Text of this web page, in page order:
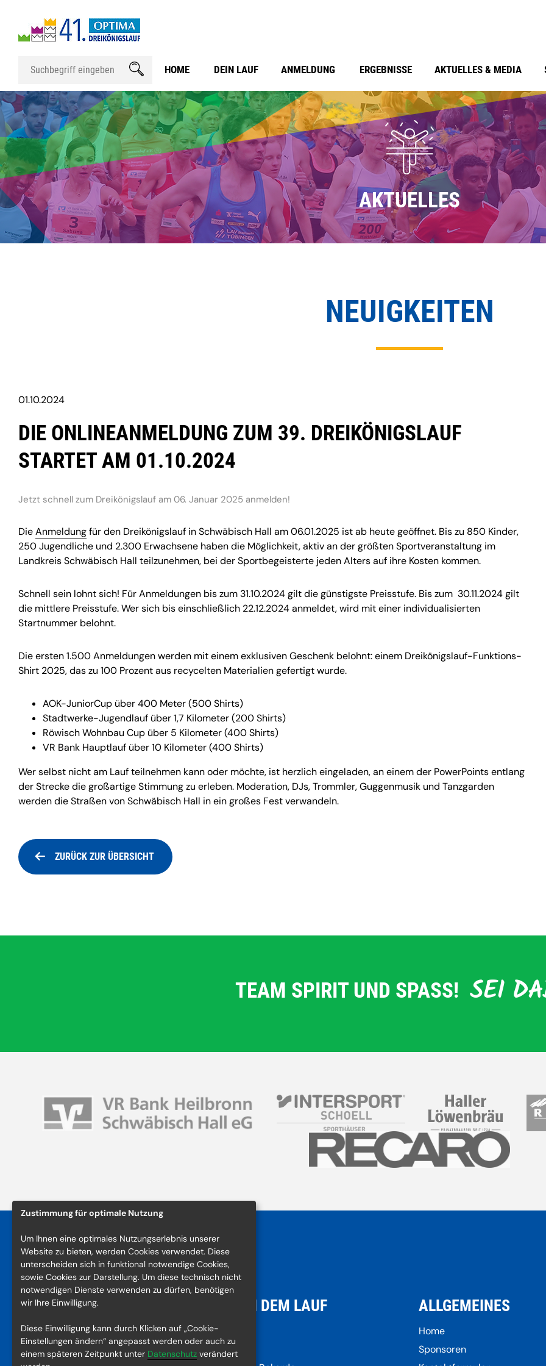
HOME DEIN LAUF ANMELDUNG ERGEBNISSE AKTUELLES & MEDIA
AKTUELLES
NEUIGKEITEN
01.10.2024
DIE ONLINEANMELDUNG ZUM 39. DREIKÖNIGSLAUF
STARTET AM 01.10.2024
Jetzt schnell zum Dreikönigslauf am 06. Januar 2025 anmelden!
DieAnmeldungfür den Dreikönigslauf in Schwäbisch Hall am 06.01.2025 ist ab heute geöffnet. Bis zu 850 Kinder,
250 Jugendliche und 2.300 Erwachsene haben die Möglichkeit, aktiv an der größten Sportveranstaltung im
Landkreis Schwäbisch Hall teilzunehmen, bei der Sportbegeisterte jeden Alters auf ihre Kosten kommen.
Schnell sein lohnt sich! Für Anmeldungen bis zum 31.10.2024 gilt die günstigste Preisstufe. Bis zum 30.11.2024 gilt
die mittlere Preisstufe. Wer sich bis einschließlich 22.12.2024 anmeldet, wird mit einer individualisierten
Startnummer belohnt.
Die ersten 1.500 Anmeldungen werden mit einem exklusiven Geschenk belohnt: einem Dreikönigslauf-Funktions-
Shirt 2025, das zu 100 Prozent aus recycelten Materialien gefertigt wurde.
AOK-JuniorCup über 400 Meter (500 Shirts)
Stadtwerke-Jugendlauf über 1,7 Kilometer (200 Shirts)
Röwisch Wohnbau Cup über 5 Kilometer (400 Shirts)
VR Bank Hauptlauf über 10 Kilometer (400 Shirts)
Wer selbst nicht am Lauf teilnehmen kann oder möchte, ist herzlich eingeladen, an einem der PowerPoints entlang
der Strecke die großartige Stimmung zu erleben. Moderation, DJs, Trommler, Guggenmusik und Tanzgarden
werden die Straßen von Schwäbisch Hall in ein großes Fest verwandeln.
ZURÜCK ZUR ÜBERSICHT
TEAM SPIRIT UND SPASS! SEI
KONTAKT
Turn- und Sportgemeinde
Schwäbisch Hall e. V.
NACH DEM LAUF
Videos
ALLGEMEINES
Home
Sponsoren
Zustimmung für optimale Nutzung
Um Ihnen eine optimales Nutzungserlebnis unserer
Website zu bieten, werden Cookies verwendet. Diese
unterscheiden sich in funktional notwendige Cookies,
sowie Cookies zur Darstellung. Um diese technisch nicht
notwendigen Dienste verwenden zu dürfen, benötigen
wir Ihre Einwilligung.
Diese Einwilligung kann durch Klicken auf „Cookie-
Einstellungen ändern“ angepasst werden oder auch zu
einem späteren Zeitpunkt unter Datenschutz verändert